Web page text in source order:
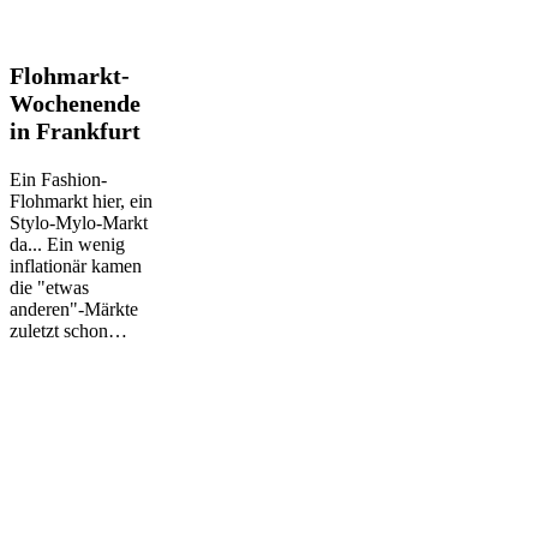
Flohmarkt-
Wochenende
in
Frankfurt
Flohmarkt-
Wochenende
in Frankfurt
Ein Fashion-
Flohmarkt hier, ein
Stylo-Mylo-Markt
da... Ein wenig
inflationär kamen
die "etwas
anderen"-Märkte
zuletzt schon…